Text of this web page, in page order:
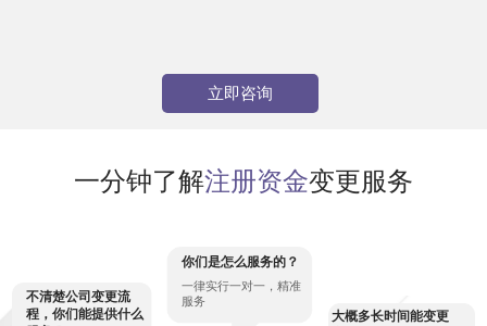
立即咨询
一分钟了解注册资金变更服务
不清楚公司变更流
程，你们能提供什么
你们是怎么服务的？
一律实行一对一，精准
服务
大概多长时间能变更